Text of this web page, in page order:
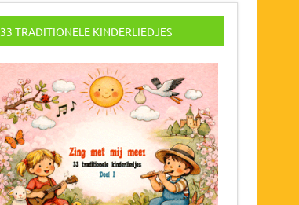
33 TRADITIONELE KINDERLIEDJES